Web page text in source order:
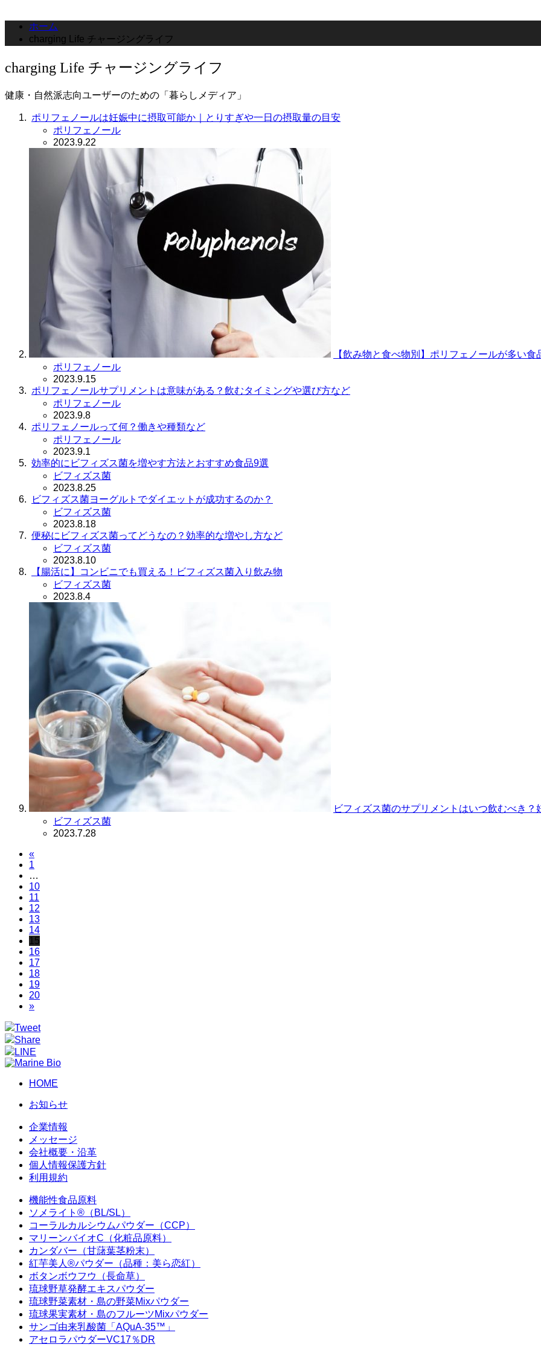
ホーム
charging Life チャージングライフ
charging Life チャージングライフ
健康・自然派志向ユーザーのための「暮らしメディア」
ポリフェノールは妊娠中に摂取可能か｜とりすぎや一日の摂取量の目安
ポリフェノール
2023.9.22
【飲み物と食べ物別】ポリフェノールが多い食
ポリフェノール
2023.9.15
ポリフェノールサプリメントは意味がある？飲むタイミングや選び方など
ポリフェノール
2023.9.8
ポリフェノールって何？働きや種類など
ポリフェノール
2023.9.1
効率的にビフィズス菌を増やす方法とおすすめ食品9選
ビフィズス菌
2023.8.25
ビフィズス菌ヨーグルトでダイエットが成功するのか？
ビフィズス菌
2023.8.18
便秘にビフィズス菌ってどうなの？効率的な増やし方など
ビフィズス菌
2023.8.10
【腸活に】コンビニでも買える！ビフィズス菌入り飲み物
ビフィズス菌
2023.8.4
ビフィズス菌のサプリメントはいつ飲むべき
ビフィズス菌
2023.7.28
«
1
…
10
11
12
13
14
15
16
17
18
19
20
»
Tweet
Share
LINE
HOME
お知らせ
企業情報
メッセージ
会社概要・沿革
個人情報保護方針
利用規約
機能性食品原料
ソメライト®（BL/SL）
コーラルカルシウムパウダー（CCP）
マリーンバイオC（化粧品原料）
カンダバー（甘藷葉茎粉末）
紅芋美人®パウダー（品種：美ら恋紅）
ボタンボウフウ（長命草）
琉球野草発酵エキスパウダー
琉球野菜素材・島の野菜Mixパウダー
琉球果実素材・島のフルーツMixパウダー
サンゴ由来乳酸菌「AQuA-35™」
アセロラパウダーVC17％DR